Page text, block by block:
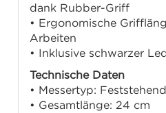
dank Rubber-Griff
• Ergonomische
Arbeiten
• Inklusive schwarzer
Technische Daten
• Messertyp:
• Gesamtlänge: 24 cm